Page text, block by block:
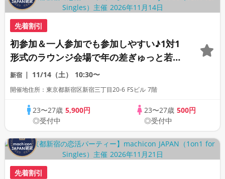
先着割引
初参加＆一人参加でも参加しやすい♪1対1
形式のラウンジ会場で年の差ぎゅっと若め
の同世代恋活パーティー♪《上質な1対1相
席専用会場》《全席半個室》《飲み放題付
新宿 11/14（土） 10:30〜
開催地住所：東京都新宿区新宿三丁目20-6 FSビル 7階
23〜27歳5,900円
◎受付中
23〜27歳 500円
◎受付中
先着割引